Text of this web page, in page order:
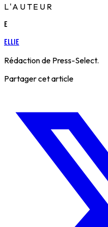
L'AUTEUR
E
Ellie
Rédaction de Press-Select.
Partager cet article